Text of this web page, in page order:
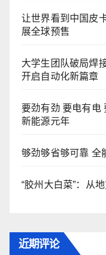
让世界看到中国皮
展全球预售
大学生团队破局焊
开启自动化新篇章
要劲有劲 要电有电
新能源元年
够劲够省够可靠 全
“胶州大白菜”：从
近期评论